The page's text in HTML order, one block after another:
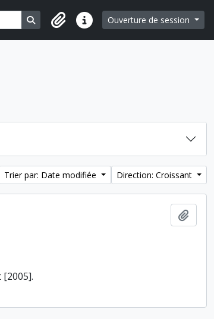
Search in browse page
Liens rapidesOuverture de session
Trier par: Date modifiée Direction: Croissant